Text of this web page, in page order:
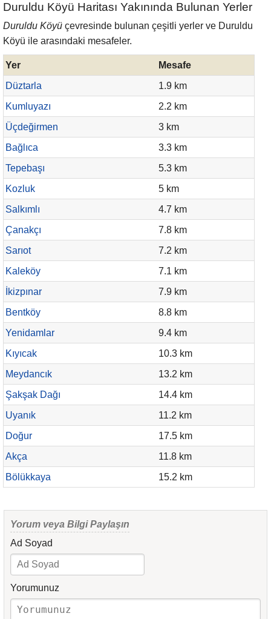
Duruldu Köyü Haritası Yakınında Bulunan Yerler
Duruldu Köyü çevresinde bulunan çeşitli yerler ve Duruldu
Köyü ile arasındaki mesafeler.
Yer
Mesafe
Düztarla
1.9 km
Kumluyazı
2.2 km
Üçdeğirmen
3 km
Bağlıca
3.3 km
Tepebaşı
5.3 km
Kozluk
5 km
Salkımlı
4.7 km
Çanakçı
7.8 km
Sarıot
7.2 km
Kaleköy
7.1 km
İkizpınar
7.9 km
Bentköy
8.8 km
Yenidamlar
9.4 km
Kıyıcak
10.3 km
Meydancık
13.2 km
Şakşak Dağı
14.4 km
Uyanık
11.2 km
Doğur
17.5 km
Akça
11.8 km
Bölükkaya
15.2 km
Yorum veya Bilgi Paylaşın
Ad Soyad
Yorumunuz